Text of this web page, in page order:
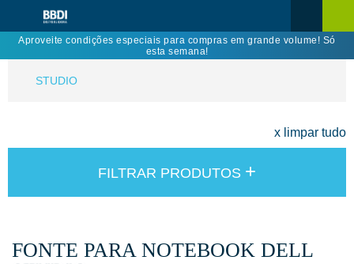
Aproveite condições especiais para compras em grande volume! Só
esta semana!
STUDIO
x limpar tudo
FILTRAR PRODUTOS +
FONTE PARA NOTEBOOK DELL